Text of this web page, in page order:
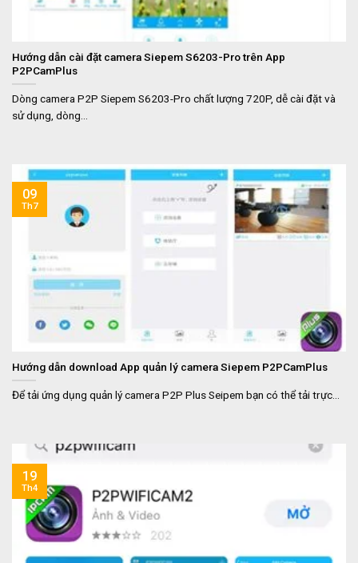
Hướng dẫn cài đặt camera Siepem S6203-Pro trên App
P2PCamPlus
Dòng camera P2P Siepem S6203-Pro chất lượng 720P, dễ cài đặt và
sử dụng, dòng...
Hướng dẫn download App quản lý camera Siepem P2PCamPlus
Để tải ứng dụng quản lý camera P2P Plus Seipem bạn có thể tải trực...
09
Th7
19
Th4